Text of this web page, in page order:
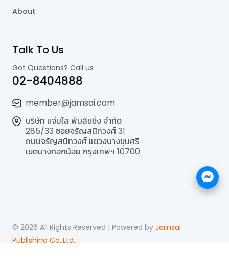
About
Talk To Us
Got Questions? Call us
02-8404888
member@jamsai.com
บริษัท แจ่มใส พับลิชชิ่ง จำกัด
285/33 ซอยจรัญสนิทวงศ์ 31
ถนนจรัญสนิทวงศ์ แขวงบางขุนศรี
เขตบางกอกน้อย กรุงเทพฯ 10700
© 2026 All Rights Reserved | Powered by Jamsai
Publishing Co.,Ltd..